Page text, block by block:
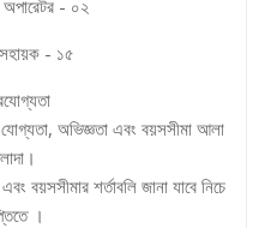
অপারেটর - ০২
- ১৫
অভিজ্ঞতা এবং বয়সসীমা আলা
বয়সসীমার শর্তাবলি জানা যাবে নিচে
।